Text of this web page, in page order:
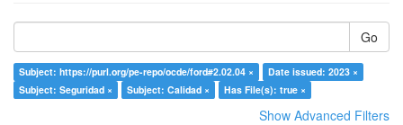
Go
Subject: https://purl.org/pe-repo/ocde/ford#2.02.04 ×
Date issued: 2023 ×
Subject: Seguridad ×
Subject: Calidad × Has File(s): true ×
Show Advanced Filters